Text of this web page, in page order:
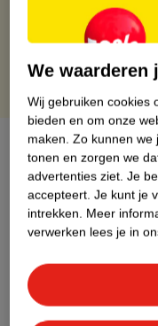
Gratis retourneren
Gratis punten met je
Over dit product
Productinformatie
Etiketinformatie
Nature Impact
We waarderen
Wij gebruiken cookies
bieden en om onze
maken. Zo kunnen we
tonen en zorgen we
advertenties ziet. Je
accepteert. Je kunt je
intrekken. Meer
verwerken lees je in